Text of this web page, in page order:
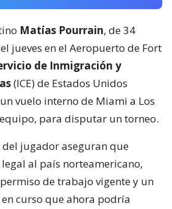
Matías Pourrain, de 34
jueves en el Aeropuerto de Fort
de Inmigración y
(ICE) de Estados Unidos
vuelo interno de Miami a Los
para disputar un torneo.
jugador aseguran que
al país norteamericano,
de trabajo vigente y un
curso que ahora podría